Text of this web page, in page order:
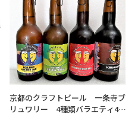
京都のクラフトビール 一条寺ブ
リュワリー 4種類バラエティ4本